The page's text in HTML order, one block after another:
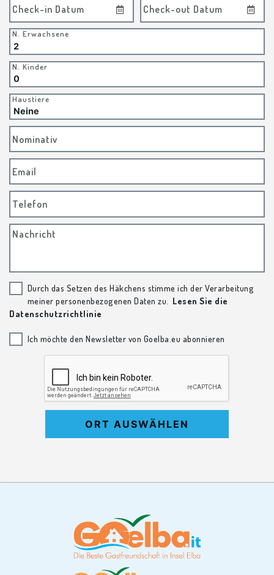
Check-in Datum Check-out Datum
N. Erwachsene
N. Kinder
Haustiere
Nominativ
Email
Telefon
Nachricht
Durch das Setzen des Häkchens stimme ich der Verarbeitung
meiner personenbezogenen Daten zu.
Lesen Sie die
Datenschutzrichtlinie
Ich möchte den Newsletter von Goelba.eu abonnieren
ORT AUSWÄHLEN